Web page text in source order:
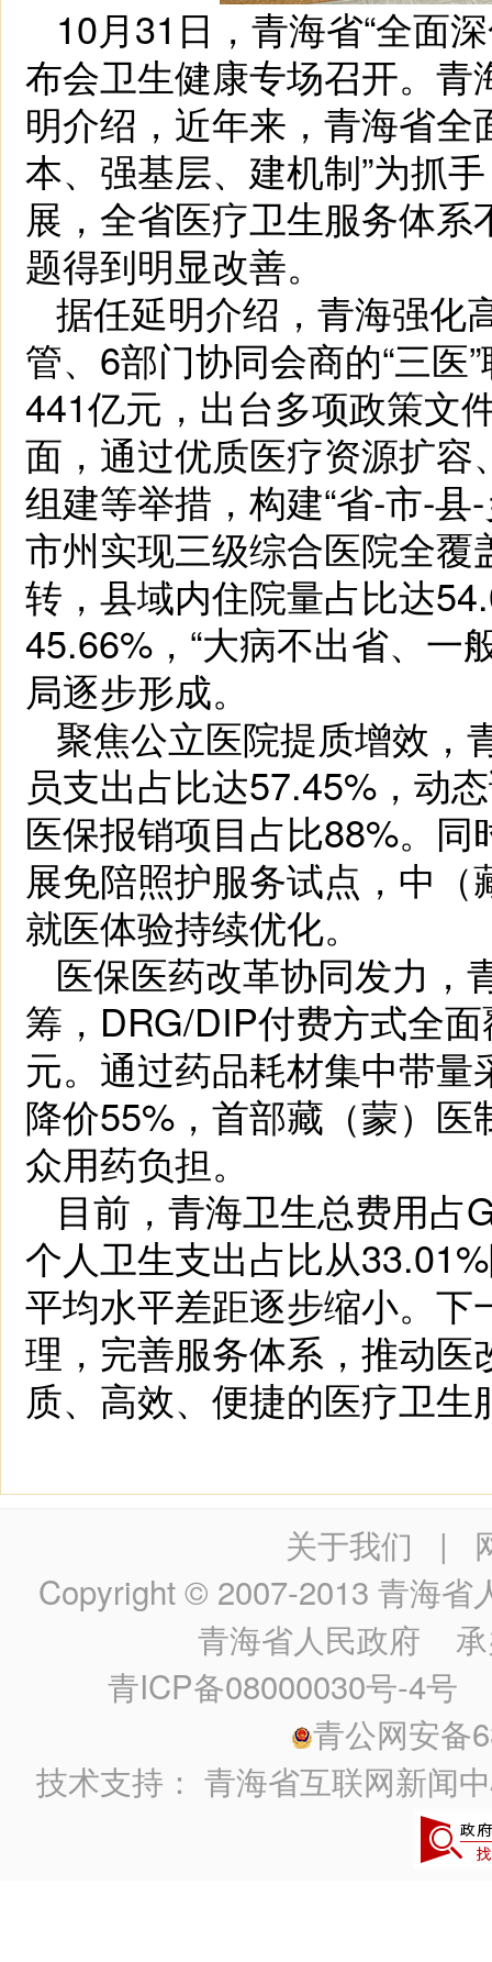
10月31日，青海省“全面
布会卫生健康专场召开。
明介绍，近年来，青海省全
本、强基层、建机制”为抓
展，全省医疗卫生服务体系
题得到明显改善。
据任延明介绍，青海强化
管、6部门协同会商的“三医
441亿元，出台多项政策文
面，通过优质医疗资源扩
组建等举措，构建“省-市-
市州实现三级综合医院全
转，县域内住院量占比达
45.66%，“大病不出省、一
局逐步形成。
聚焦公立医院提质增效，
员支出占比达57.45%，动
医保报销项目占比88%。
展免陪照护服务试点，中
就医体验持续优化。
医保医药改革协同发力，
筹，DRG/DIP付费方式全
元。通过药品耗材集中带
降价55%，首部藏（蒙）
众用药负担。
目前，青海卫生总费用占
个人卫生支出占比从
平均水平差距逐步缩小。下
理，完善服务体系，推动
质、高效、便捷的医疗卫生
关于我们 |
Copyright © 2007-2013 青海省
青海省人民政府 承
青ICP备08000030号-4号
青公网安备
技术支持：青海省互联网新闻